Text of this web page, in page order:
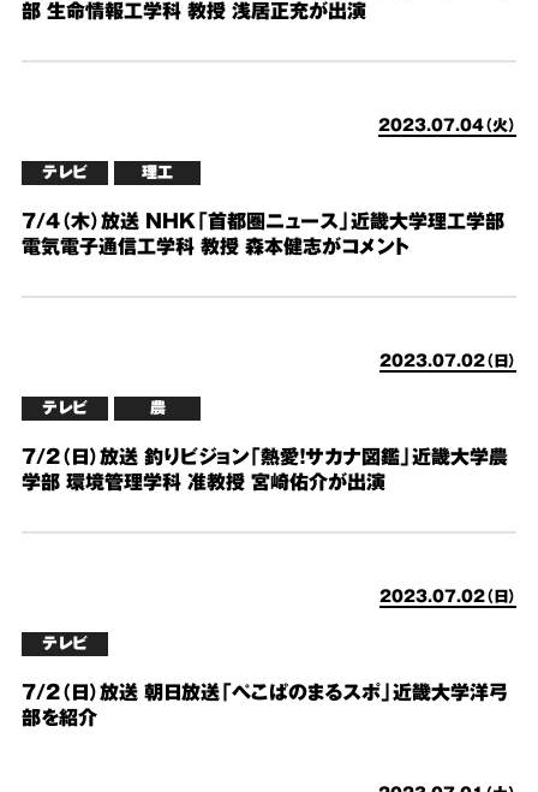
部 生命情報工学科 教授 浅居正充が出演
2023.07.04（火）
テレビ 理工
7/4（木）放送 NHK「首都圏ニュース」近畿大学理工学部
電気電子通信工学科 教授 森本健志がコメント
2023.07.02（日）
テレビ 農
7/2（日）放送 釣りビジョン「熱愛！サカナ図鑑」近畿大学農
学部 環境管理学科 准教授 宮崎佑介が出演
2023.07.02（日）
テレビ
7/2（日）放送 朝日放送「ぺこぱのまるスポ」近畿大学洋弓
部を紹介